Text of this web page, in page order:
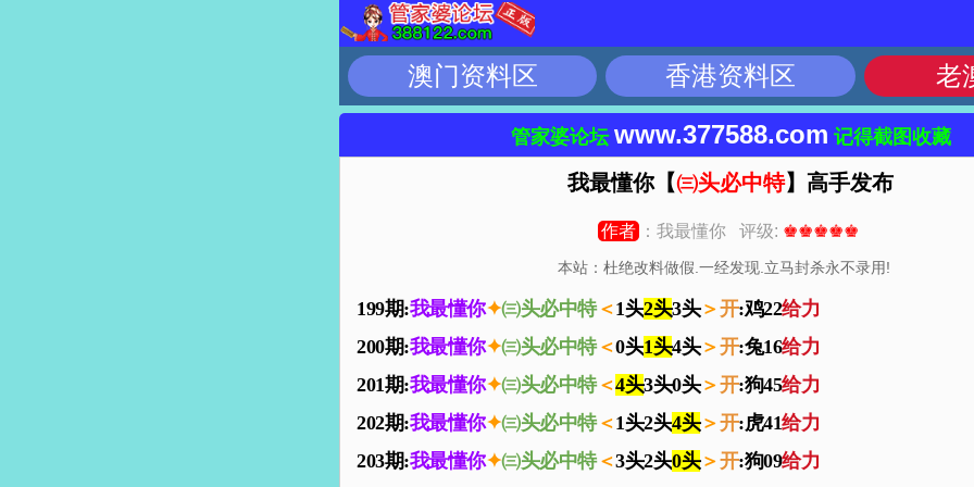
澳门资料区 香港资料区 老
管家婆论坛 www.377588.com 记得截图收藏
我最懂你【㈢头必中特】高手发布
作者：我最懂你 评级: ♚♚♚♚♚
本站：杜绝改料做假.一经发现.立马封杀永不录用!
199期:我最懂你✦㈢头必中特＜1头2头3头＞开:鸡22给力
200期:我最懂你✦㈢头必中特＜0头1头4头＞开:兔16给力
201期:我最懂你✦㈢头必中特＜4头3头0头＞开:狗45给力
202期:我最懂你✦㈢头必中特＜1头2头4头＞开:虎41给力
203期:我最懂你✦㈢头必中特＜3头2头0头＞开:狗09给力